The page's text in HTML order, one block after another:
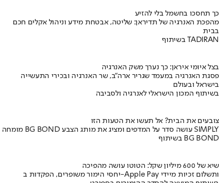
כך תחסכו בחשמל בלי להזיע
מהפכת האנרגיה של תדיראן: שליטה, אבטחת מידע וניהול אקלים חכם
בבית
בשיתוף TADIRAN
בצל איומי איראן: כך נערך משק האנרגיה
פסגת האנרגיה במעמד שגריר ארה"ב, שר האנרגיה ובכירי התעשייה
בישראל ובעולם
בשיתוף המכון הישראלי לאנרגיה ולסביבה
צובעים את הבית? אל תעשו את הטעות הזו
מומחה BG BOND עושה סדר על המדפים ומציג את מותג הצבע SIMPLY
בשיתוף BG BOND
שיא של 600 מיליון שקל: הטוטו עושה מהפיכה
יחסי הימור משופרים, הפקדות ב-Apple Pay ותשלום זכיות מיידי